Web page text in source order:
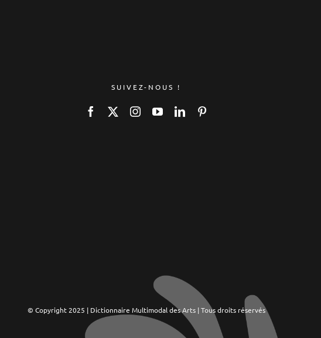
SUIVEZ-NOUS !
© Copyright 2025 | Dictionnaire Multimodal des Arts | Tous droits réservés